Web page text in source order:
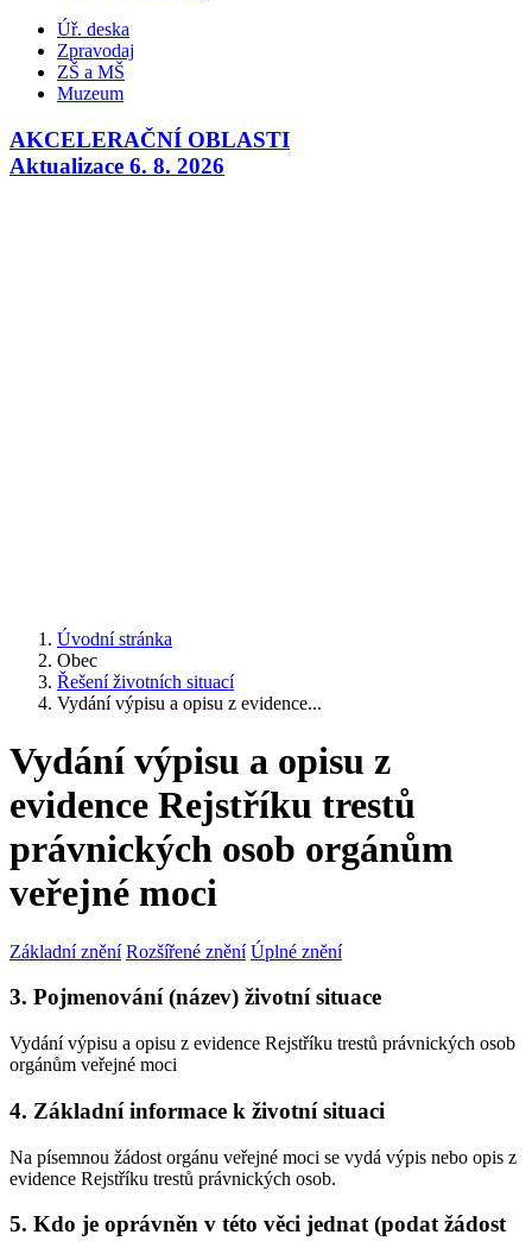
Úř. deska
Zpravodaj
ZŠ a MŠ
Muzeum
AKCELERAČNÍ OBLASTI
Aktualizace 6. 8. 2026
Úvodní stránka
Obec
Řešení životních situací
Vydání výpisu a opisu z evidence...
Vydání výpisu a opisu z
evidence Rejstříku trestů
právnických osob orgánům
veřejné moci
Základní znění Rozšířené znění Úplné znění
3. Pojmenování (název) životní situace
Vydání výpisu a opisu z evidence Rejstříku trestů právnických osob
orgánům veřejné moci
4. Základní informace k životní situaci
Na písemnou žádost orgánu veřejné moci se vydá výpis nebo opis z
evidence Rejstříku trestů právnických osob.
5. Kdo je oprávněn v této věci jednat (podat žádost